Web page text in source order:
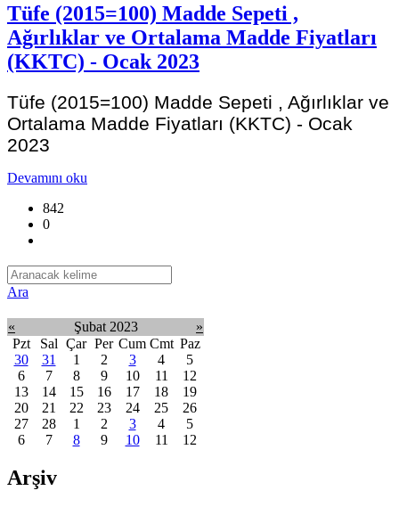
Tüfe (2015=100) Madde Sepeti ,
Ağırlıklar ve Ortalama Madde Fiyatları
(KKTC) - Ocak 2023
Tüfe (2015=100) Madde Sepeti , Ağırlıklar ve
Ortalama Madde Fiyatları (KKTC) - Ocak
2023
Devamını oku
842
0
Ara
« Şubat 2023
»
Pzt
Sal Çar Per Cum Cmt Paz
30
31 1 2 3 4
5
6
7 8 9 10 11
12
13
14 15 16 17 18
19
20
21 22 23 24 25
26
27
28 1 2 3 4
5
6
7 8 9 10 11 12
Arşiv